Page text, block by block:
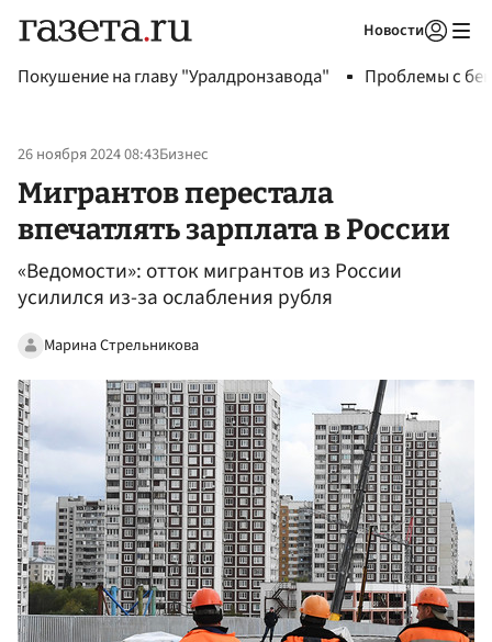
Новости
Покушение на главу "Уралдронзавода" Проблемы с
26 ноября 2024 08:43Бизнес
Мигрантов перестала
впечатлять зарплата в России
«Ведомости»: отток мигрантов из России
усилился из-за ослабления рубля
Марина Стрельникова